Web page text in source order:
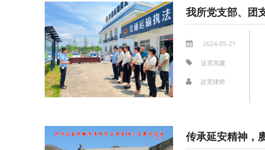
2024-05-21
达宽党建
达宽律师